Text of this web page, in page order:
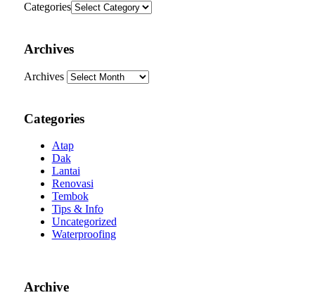
Categories
Archives
Archives
Categories
Atap
Dak
Lantai
Renovasi
Tembok
Tips & Info
Uncategorized
Waterproofing
Archive